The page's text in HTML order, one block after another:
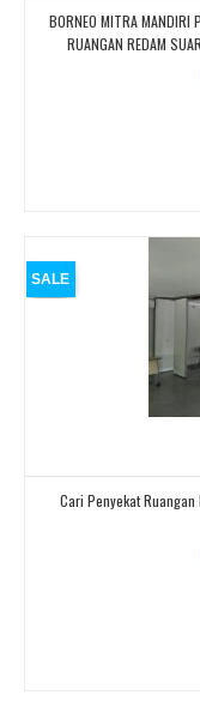
BORNEO MITRA MANDIRI
RUANGAN REDAM
SALE
Cari Penyekat Ruangan